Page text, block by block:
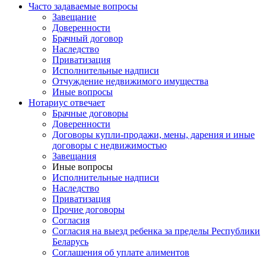
Часто задаваемые вопросы
Завещание
Доверенности
Брачный договор
Наследство
Приватизация
Исполнительные надписи
Отчуждение недвижимого имущества
Иные вопросы
Нотариус отвечает
Брачные договоры
Доверенности
Договоры купли-продажи, мены, дарения и иные
договоры с недвижимостью
Завещания
Иные вопросы
Исполнительные надписи
Наследство
Приватизация
Прочие договоры
Согласия
Согласия на выезд ребенка за пределы Республики
Беларусь
Соглашения об уплате алиментов